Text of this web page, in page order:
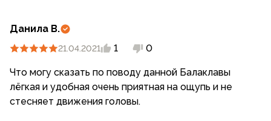
Данила В.
21.04.2021 1 0
Что могу сказать по поводу данной Балаклавы
лёгкая и удобная очень приятная на ощупь и не
стесняет движения головы.